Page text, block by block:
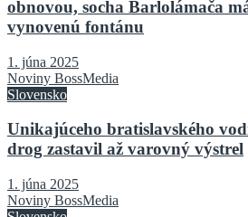
obnovou, socha Barlolámača
vynovenú fontánu
1. júna 2025
Noviny BossMedia
Slovensko
Unikajúceho bratislavského
drog zastavil až varovný výstrel
1. júna 2025
Noviny BossMedia